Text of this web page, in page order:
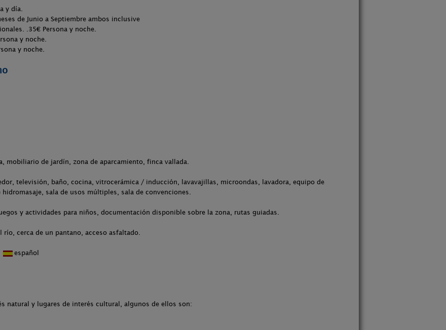
y día.
de Junio a Septiembre ambos inclusive
.35€ Persona y noche.
y noche.
y noche.
mobiliario de jardín, zona de aparcamiento, finca vallada.
televisión, baño, cocina, vitrocerámica / inducción, lavavajillas, microondas, lavadora, equipo de
sala de usos múltiples, sala de convenciones.
y actividades para niños, documentación disponible sobre la zona, rutas guiadas.
río, cerca de un pantano, acceso asfaltado.
español
natural y lugares de interés cultural, algunos de ellos son: